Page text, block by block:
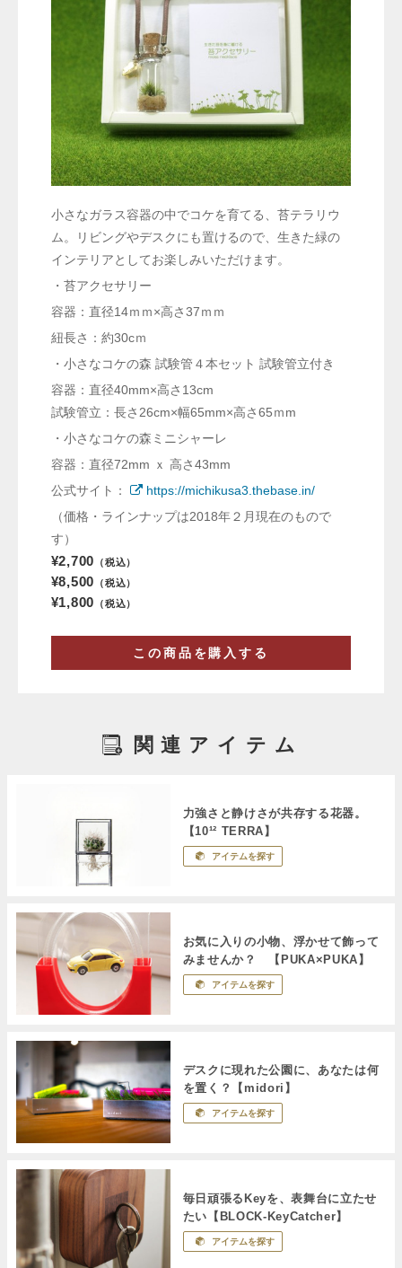
小さなガラス容器の中でコケを育てる、苔テラリウ
ム。リビングやデスクにも置けるので、生きた緑の
インテリアとしてお楽しみいただけます。
・苔アクセサリー
容器：直径14ｍｍ×高さ37ｍｍ
紐長さ：約30cｍ
・小さなコケの森 試験管４本セット 試験管立付き
容器：直径40mm×高さ13cm
試験管立：長さ26cm×幅65mm×高さ65ｍm
・小さなコケの森ミニシャーレ
容器：直径72mm ｘ 高さ43mm
公式サイト：
https://michikusa3.thebase.in/
（価格・ラインナップは2018年２月現在のもので
す）
¥2,700 （税込）
¥8,500 （税込）
¥1,800 （税込）
この商品を購入する
関連アイテム
力強さと静けさが共存する花器。
【10¹² TERRA】
アイテムを探す
お気に入りの小物、浮かせて飾って
みませんか？ 【PUKA×PUKA】
アイテムを探す
デスクに現れた公園に、あなたは何
を置く？【midori】
アイテムを探す
毎日頑張るKeyを、表舞台に立たせ
たい【BLOCK-KeyCatcher】
アイテムを探す